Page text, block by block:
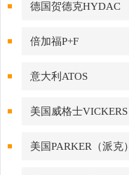
德国贺德克HYDAC
倍加福P+F
意大利ATOS
美国威格士VICKERS
美国PARKER（派克）